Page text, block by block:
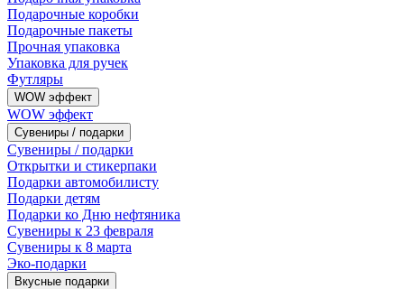
Подарочные коробки
Подарочные пакеты
Прочная упаковка
Упаковка для ручек
Футляры
WOW эффект
WOW эффект
Сувениры / подарки
Сувениры / подарки
Открытки и стикерпаки
Подарки автомобилисту
Подарки детям
Подарки ко Дню нефтяника
Сувениры к 23 февраля
Сувениры к 8 марта
Эко-подарки
Вкусные подарки